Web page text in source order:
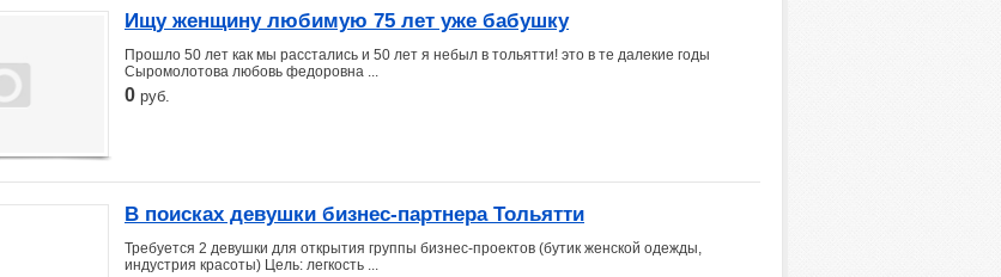
Ищу женщину любимую 75 лет уже бабушку
Прошло 50 лет как мы расстались и 50 лет я небыл в тольятти! это в те далекие годы
Сыромолотова любовь федоровна ...
0 руб.
В поисках девушки бизнес-партнера Тольятти
Требуется 2 девушки для открытия группы бизнес-проектов (бутик женской одежды,
индустрия красоты) Цель: легкость ...